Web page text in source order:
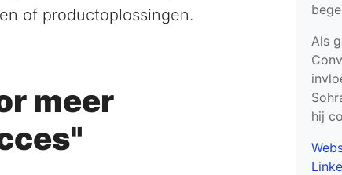
of productoplossingen.
meer
Als
hij